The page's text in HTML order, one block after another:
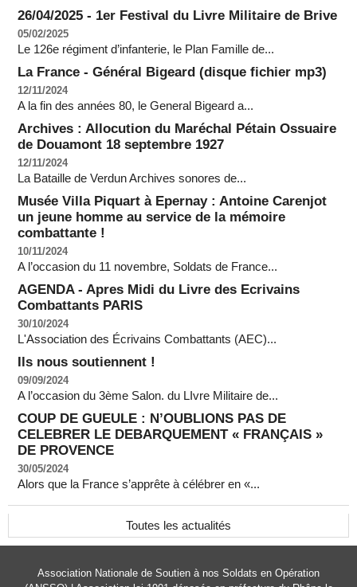
26/04/2025 - 1er Festival du Livre Militaire de Brive
05/02/2025
Le 126e régiment d’infanterie, le Plan Famille de...
La France - Général Bigeard (disque fichier mp3)
12/11/2024
A la fin des années 80, le General Bigeard a...
Archives : Allocution du Maréchal Pétain Ossuaire
de Douamont 18 septembre 1927
12/11/2024
La Bataille de Verdun Archives sonores de...
Musée Villa Piquart à Epernay : Antoine Carenjot
un jeune homme au service de la mémoire
combattante !
10/11/2024
A l’occasion du 11 novembre, Soldats de France...
AGENDA - Apres Midi du Livre des Ecrivains
Combattants PARIS
30/10/2024
L'Association des Écrivains Combattants (AEC)...
Ils nous soutiennent !
09/09/2024
A l’occasion du 3ème Salon. du LIvre Militaire de...
COUP DE GUEULE : N’OUBLIONS PAS DE
CELEBRER LE DEBARQUEMENT « FRANÇAIS »
DE PROVENCE
30/05/2024
Alors que la France s’apprête à célébrer en «...
Toutes les actualités
Association Nationale de Soutien à nos Soldats en Opération